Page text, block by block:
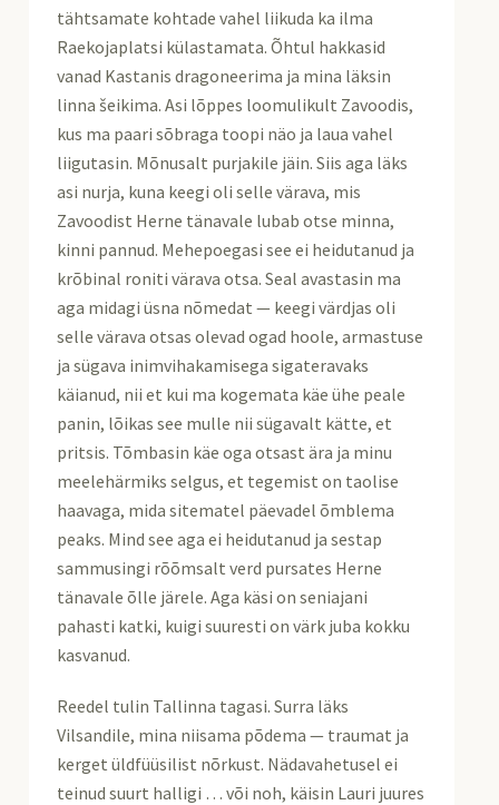
tähtsamate kohtade vahel liikuda ka ilma
Raekojaplatsi külastamata. Õhtul hakkasid
vanad Kastanis dragoneerima ja mina läksin
linna šeikima. Asi lõppes loomulikult Zavoodis,
kus ma paari sõbraga toopi näo ja laua vahel
liigutasin. Mõnusalt purjakile jäin. Siis aga läks
asi nurja, kuna keegi oli selle värava, mis
Zavoodist Herne tänavale lubab otse minna,
kinni pannud. Mehepoegasi see ei heidutanud ja
krõbinal roniti värava otsa. Seal avastasin ma
aga midagi üsna nõmedat — keegi värdjas oli
selle värava otsas olevad ogad hoole, armastuse
ja sügava inimvihakamisega sigateravaks
käianud, nii et kui ma kogemata käe ühe peale
panin, lõikas see mulle nii sügavalt kätte, et
pritsis. Tõmbasin käe oga otsast ära ja minu
meelehärmiks selgus, et tegemist on taolise
haavaga, mida sitematel päevadel õmblema
peaks. Mind see aga ei heidutanud ja sestap
sammusingi rõõmsalt verd pursates Herne
tänavale õlle järele. Aga käsi on seniajani
pahasti katki, kuigi suuresti on värk juba kokku
kasvanud.
Reedel tulin Tallinna tagasi. Surra läks
Vilsandile, mina niisama põdema — traumat ja
kerget üldfüüsilist nõrkust. Nädavahetusel ei
teinud suurt halligi … või noh, käisin Lauri juures